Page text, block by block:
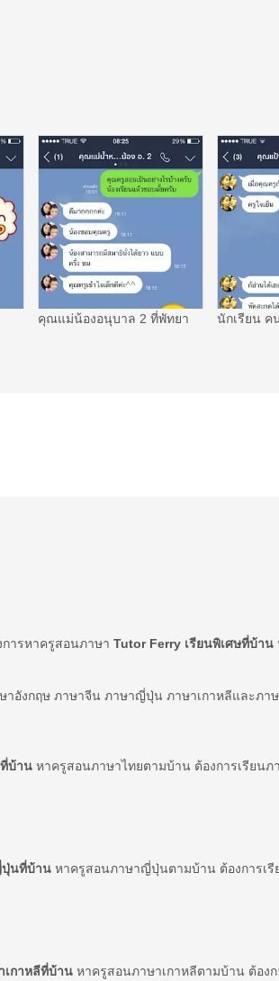
คุณแม่น้องอนุบาล 2 ที่พัทยา นักเรียน ค
ารหาครูสอนภาษา Tutor Ferry เรียนพิเศษที่บ้าน
อังกฤษ ภาษาจีน ภาษาญี่ปุ่น ภาษาเกาหลีและภา
บ้าน หาครูสอนภาษาไทยตามบ้าน ต้องการเรียนภ
ปุ่นที่บ้าน หาครูสอนภาษาญี่ปุ่นตามบ้าน ต้องการเ
เกาหลีที่บ้าน หาครูสอนภาษาเกาหลีตามบ้าน ต้อง